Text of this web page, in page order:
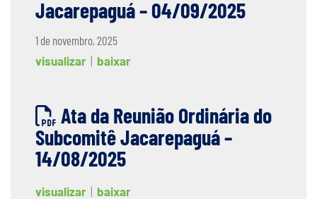
Jacarepaguá – 04/09/2025
1 de novembro, 2025
visualizar
baixar
Ata da Reunião Ordinária do
Subcomitê Jacarepaguá –
14/08/2025
visualizar baixar